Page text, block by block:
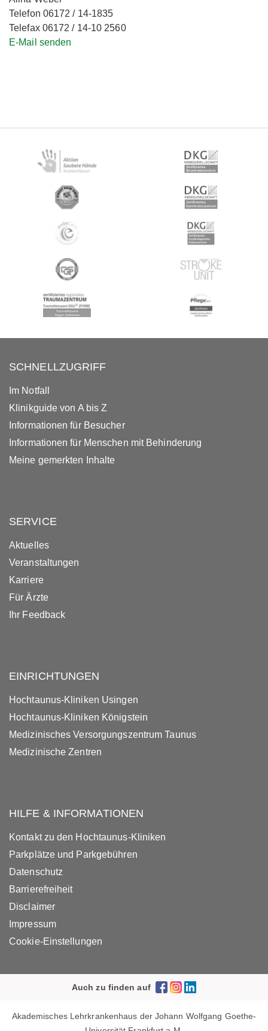
Telefon 06172 / 14-1835
Telefax 06172 / 14-10 2560
E-Mail senden
SCHNELLZUGRIFF
Im Notfall
Klinikguide von A bis Z
Informationen für Besucher
Informationen für Menschen mit Behinderung
Meine gemerkten Inhalte
SERVICE
Aktuelles
Veranstaltungen
Karriere
Für Ärzte
Ihr Feedback
EINRICHTUNGEN
Hochtaunus-Kliniken Usingen
Hochtaunus-Kliniken Königstein
Medizinisches Versorgungszentrum Taunus
Medizinische Zentren
HILFE & INFORMATIONEN
Kontakt zu den Hochtaunus-Kliniken
Parkplätze und Parkgebühren
Datenschutz
Barrierefreiheit
Disclaimer
Impressum
Cookie-Einstellungen
Auch zu finden auf
Akademisches Lehrkrankenhaus der Johann Wolfgang Goethe-